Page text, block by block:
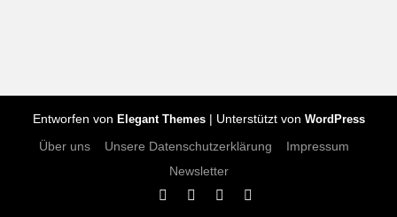
Entworfen von Elegant Themes| Unterstützt von WordPress
Über uns Unsere Datenschutzerklärung
Impressum
Newsletter